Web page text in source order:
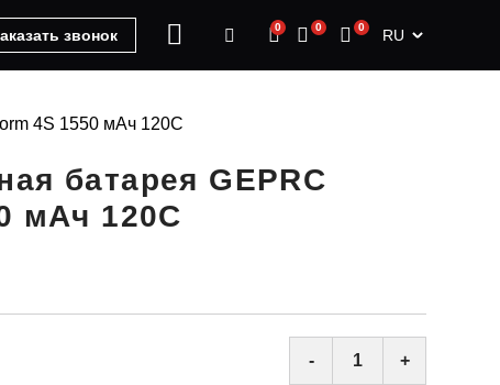
звонок 0 0 0 RU
4S 1550 мАч 120C
батарея GEPRC
мАч 120C
- +